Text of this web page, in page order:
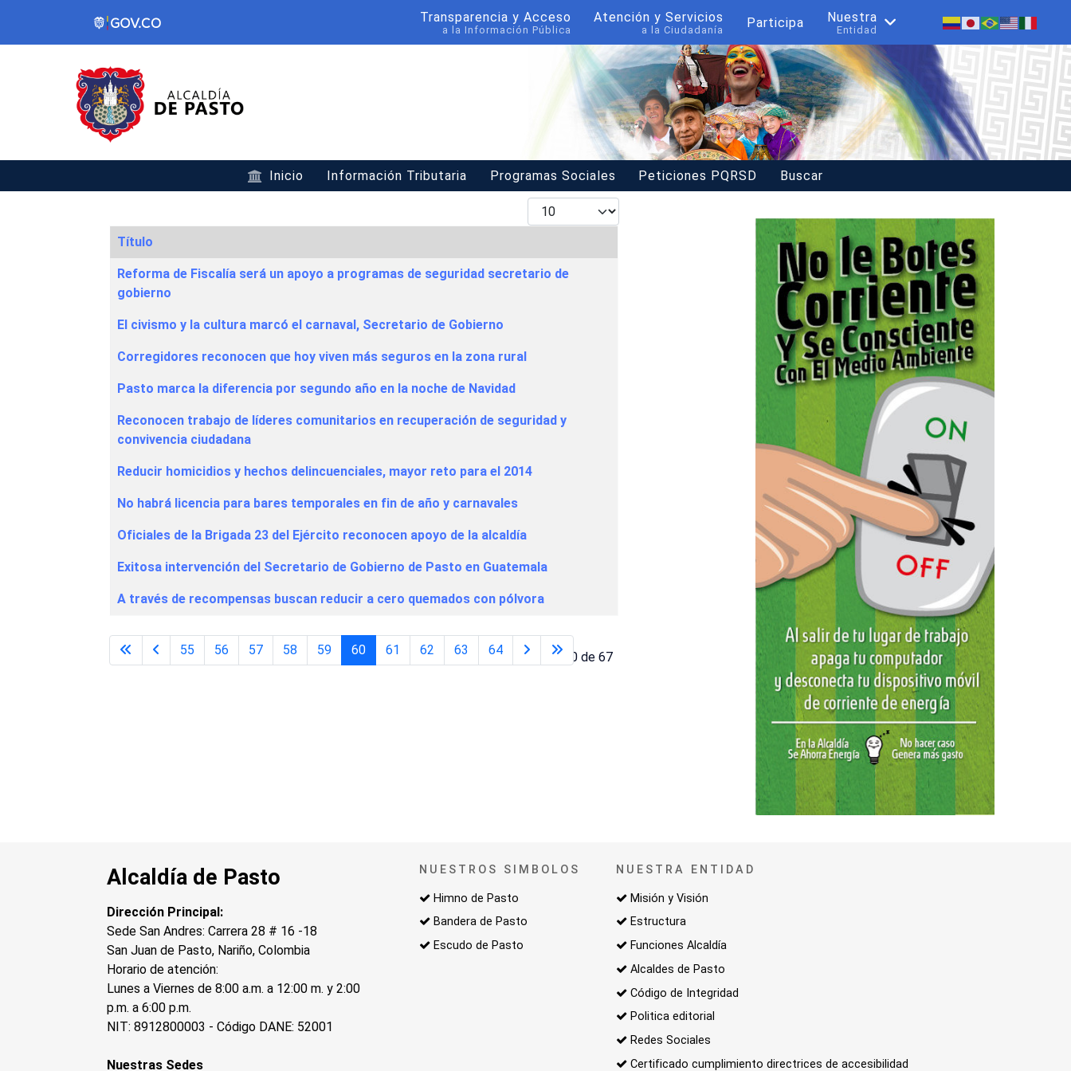
Transparencia y Acceso
a la Información Pública
Atención y Servicios
a la Ciudadanía Participa Nuestra
Entidad
Inicio Información Tributaria Programas Sociales Peticiones PQRSD
Buscar
Mostrar #
Articles
Título
Reforma de Fiscalía será un apoyo a programas de seguridad secretario de
gobierno
El civismo y la cultura marcó el carnaval, Secretario de Gobierno
Corregidores reconocen que hoy viven más seguros en la zona rural
Pasto marca la diferencia por segundo año en la noche de Navidad
Reconocen trabajo de líderes comunitarios en recuperación de seguridad y
convivencia ciudadana
Reducir homicidios y hechos delincuenciales, mayor reto para el 2014
No habrá licencia para bares temporales en fin de año y carnavales
Oficiales de la Brigada 23 del Ejército reconocen apoyo de la alcaldía
Exitosa intervención del Secretario de Gobierno de Pasto en Guatemala
A través de recompensas buscan reducir a cero quemados con pólvora
Página 60 de 67
55 56 57 58 59 60 61 62 63 64
Alcaldía de Pasto
Dirección Principal:
Sede San Andres: Carrera 28 # 16 -18
San Juan de Pasto, Nariño, Colombia
Horario de atención:
Lunes a Viernes de 8:00 a.m. a 12:00 m. y 2:00
p.m. a 6:00 p.m.
NIT: 8912800003 - Código DANE: 52001
Nuestras Sedes
NUESTROS SIMBOLOS
Himno de Pasto
Bandera de Pasto
Escudo de Pasto
NUESTRA ENTIDAD
Misión y Visión
Estructura
Funciones Alcaldía
Alcaldes de Pasto
Código de Integridad
Politica editorial
Redes Sociales
Certificado cumplimiento directrices de accesibilidad